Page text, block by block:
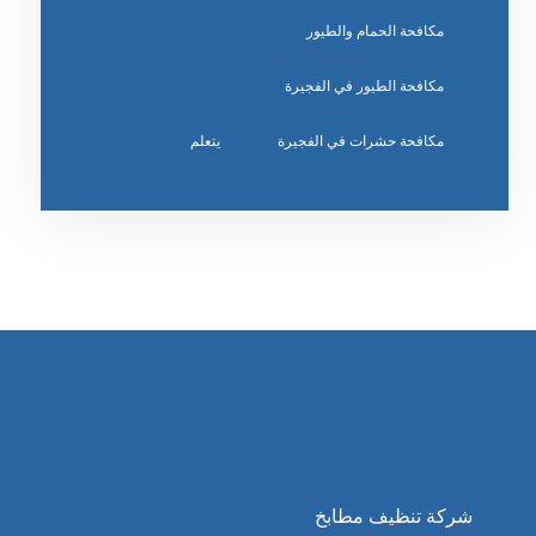
مكافحة الحمام والطيور
مكافحة الطيور في الفجيرة
مكافحة حشرات في الفجيرة يتعلم
شركة تنظيف مطابخ